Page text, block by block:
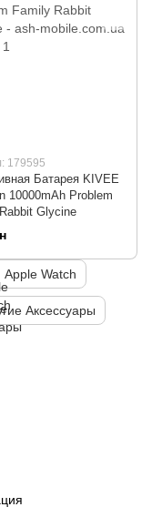
179595
Батарея KIVEE
10000mAh Problem
Glycine
Apple Watch
Аксессуары